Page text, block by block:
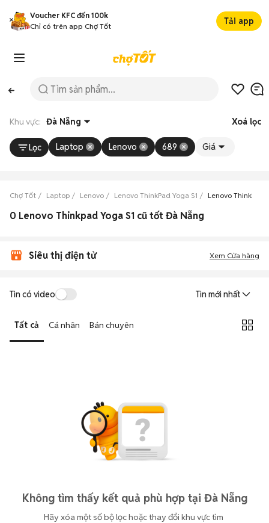
Voucher KFC đến 100k
Chỉ có trên app Chợ Tốt
Tải app
Khu vực: Đà Nẵng Xoá lọc
Lọc Laptop Lenovo 689 Giá
Chợ Tốt Laptop Lenovo Lenovo ThinkPad Yoga S1 Lenovo ThinkPad
0 Lenovo Thinkpad Yoga S1 cũ tốt Đà Nẵng
Siêu thị điện tử Xem Cửa hàng
Tin có video Tin mới nhất
Tất cả Cá nhân Bán chuyên
Không tìm thấy kết quả phù hợp tại Đà Nẵng
Hãy xóa một số bộ lọc hoặc thay đổi khu vực tìm